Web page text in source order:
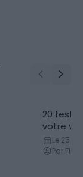
20
votre vie
Le 25
Par